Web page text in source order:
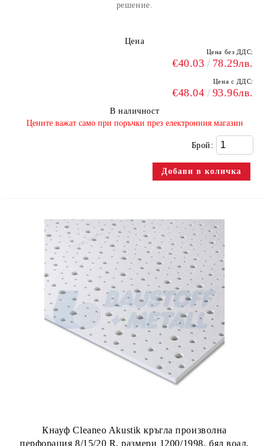
решение.
Цена
Цена без ДДС:
€40.03 78.29лв.
Цена с ДДС:
€48.04 93.96лв.
В наличност
​Цените важат само при поръчки през електронния магазин
Брой:
Кнауф Cleaneo Akustik кръгла произволна
перфорация 8/15/20 R, размери 1200/1998, бял воал,